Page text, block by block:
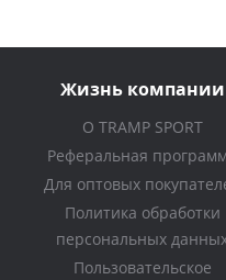
Жизнь компании
О TRAMP SPORT
Реферальная
Для оптовых
Политика обработки
персональных
Пользовательское